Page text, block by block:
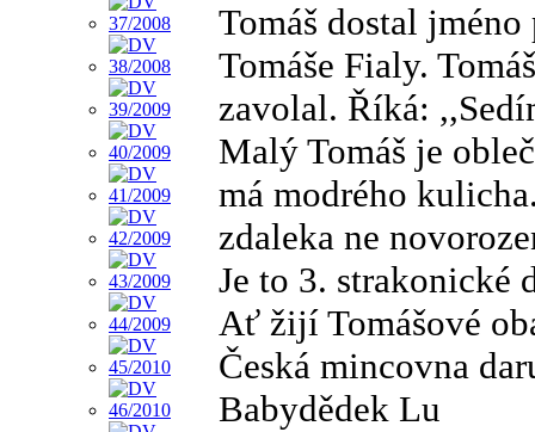
Tomáš dostal
Tomáše Fialy.
zavolal. Říká:
Malý Tomáš je
má modrého
zdaleka ne
Je to 3. strakonické
Ať žijí Tomášové
Česká mincovna
Babydědek Lu